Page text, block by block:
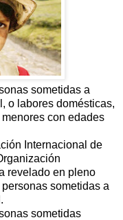
sometidas a
o labores domésticas,
con edades
Internacional de
revelado en pleno
sometidas a
sometidas